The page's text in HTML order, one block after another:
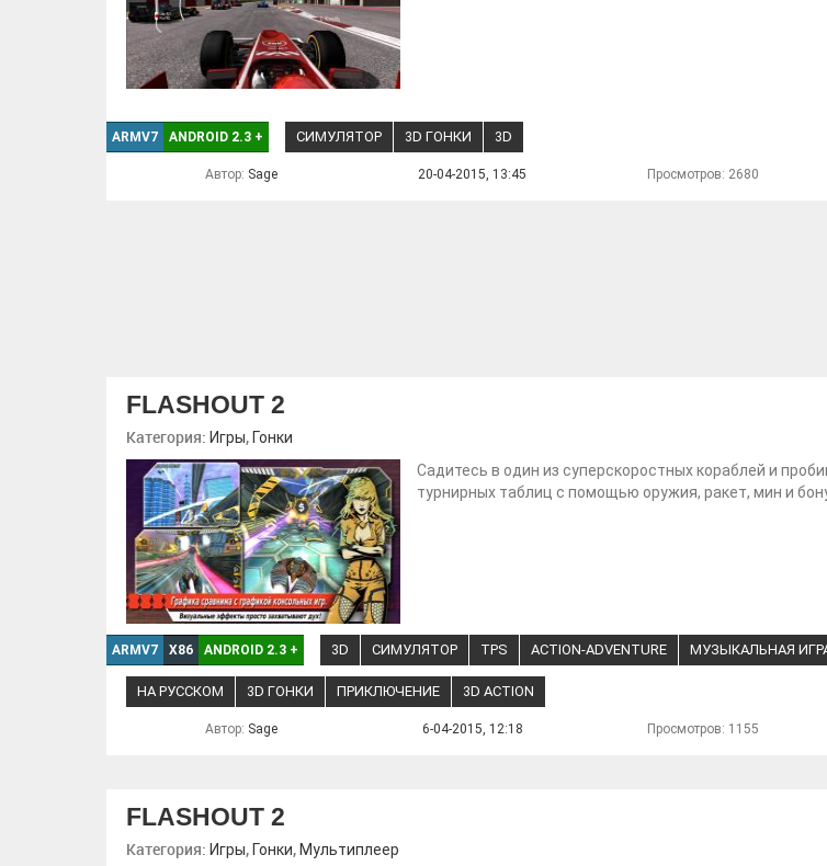
ARMV7 ANDROID 2.3 + СИМУЛЯТОР 3D ГОНКИ 3D
Автор: Sage 20-04-2015, 13:45 Просмотров: 2680
FLASHOUT 2
Категория: Игры, Гонки
Садитесь в один из суперскоростных кораблей и
турнирных таблиц с помощью оружия, ракет, мин и
ARMV7 X86 ANDROID 2.3 + 3D СИМУЛЯТОР TPS ACTION-ADVENTURE МУЗЫКАЛЬНАЯ
НА РУССКОМ 3D ГОНКИ ПРИКЛЮЧЕНИЕ 3D ACTION
Автор: Sage 6-04-2015, 12:18 Просмотров: 1155
FLASHOUT 2
Категория: Игры, Гонки, Мультиплеер